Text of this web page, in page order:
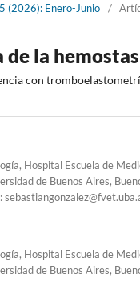
(2026): Enero-Junio /
la
con
Hospital Escuela de
de Buenos Aires,
Hospital Escuela de
de Buenos Aires,